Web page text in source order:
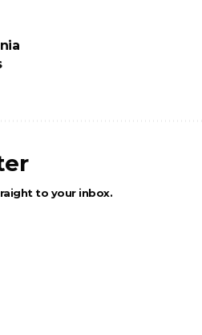
to your inbox.